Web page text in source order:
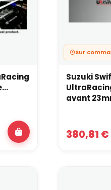
sol).
de ne pas exagérer
Ultra
:
grip).
Sur
Suzuki
avant
380,81 €